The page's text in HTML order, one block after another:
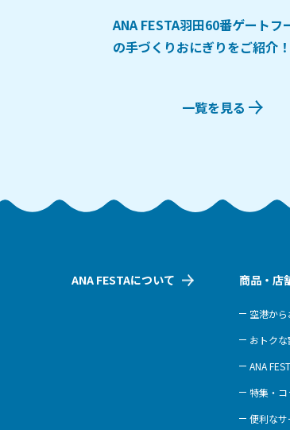
ANA FESTA羽田60番ゲートフ
の手づくりおにぎりをご紹介！
一覧を見る
ANA FESTAについて 商品・店
空港か
おトク
ANA
特集・コ
便利な